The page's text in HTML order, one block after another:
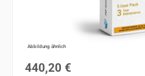
Abbildung ähnlich
Regulärer Preis:
440,20 €